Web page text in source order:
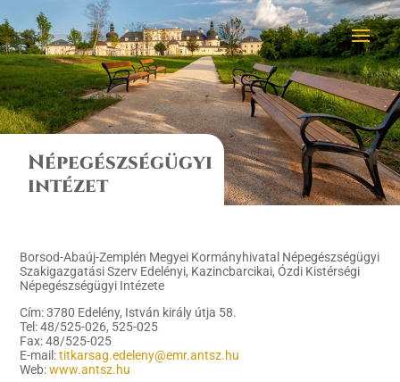
Népegészségügyi
intézet
Borsod-Abaúj-Zemplén Megyei Kormányhivatal Népegészségügyi
Szakigazgatási Szerv Edelényi, Kazincbarcikai, Ózdi Kistérségi
Népegészségügyi Intézete
Cím: 3780 Edelény, István király útja 58.
Tel: 48/525-026, 525-025
Fax: 48/525-025
E-mail:titkarsag.edeleny@emr.antsz.hu
Web:www.antsz.hu